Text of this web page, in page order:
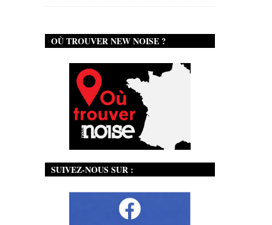
OÙ TROUVER NEW NOISE ?
SUIVEZ-NOUS SUR :